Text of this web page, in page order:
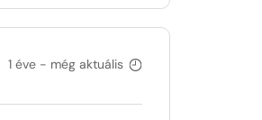
1 éve - még aktuális